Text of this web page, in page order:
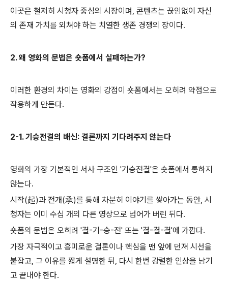
이곳은 철저히 시청자 중심의 시장이며, 콘텐츠는 끊임없이 자신
의 존재 가치를 외쳐야 하는 치열한 생존 경쟁의 장이다.
2. 왜 영화의 문법은 숏폼에서 실패하는가?
이러한 환경의 차이는 영화의 강점이 숏폼에서는 오히려 약점으로
작용하게 만든다.
2-1. 기승전결의 배신: 결론까지 기다려주지 않는다
영화의 가장 기본적인 서사 구조인 '기승전결'은 숏폼에서 통하지
않는다.
시작(起)과 전개(承)를 통해 차분히 이야기를 쌓아가는 동안, 시
청자는 이미 수십 개의 다른 영상으로 넘어가 버린 뒤다.
숏폼의 문법은 오히려 '결-기-승-전' 또는 '결-결-결'에 가깝다.
가장 자극적이고 흥미로운 결론이나 핵심을 맨 앞에 던져 시선을
붙잡고, 그 이유를 짧게 설명한 뒤, 다시 한번 강렬한 인상을 남기
고 끝내야 한다.